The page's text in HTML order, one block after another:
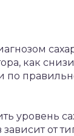
как
по
уровень
от